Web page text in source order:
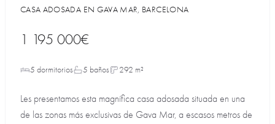
CASA ADOSADA EN GAVA MAR, BARCELONA
1 195 000€
5 dormitorios 5 baños 292 m²
Les presentamos esta magnífica casa adosada situada en una
de las zonas más exclusivas de Gava Mar, a escasos metros de